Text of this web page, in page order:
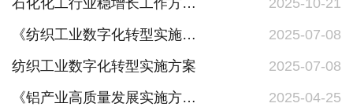
石化化工行业稳增长工作方案（2025－2026年）
2025-10-21
《纺织工业数字化转型实施方案》一图读懂
2025-07-08
纺织工业数字化转型实施方案
2025-07-08
《铝产业高质量发展实施方案（2025—2027年）》解读
2025-04-25